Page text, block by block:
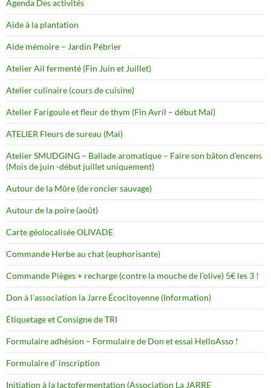
Agenda Des activités
Aide à la plantation
Aide mémoire – Jardin Pébrier
Atelier Ail fermenté (Fin Juin et Juillet)
Atelier culinaire (cours de cuisine)
Atelier Farigoule et fleur de thym (Fin Avril – début Mai)
ATELIER Fleurs de sureau (Mai)
Atelier SMUDGING – Ballade aromatique – Faire son bâton d’encens
(Mois de juin -début juillet uniquement)
Autour de la Mûre (de roncier sauvage)
Autour de la poire (août)
Carte géolocalisée OLIVADE
Commande Herbe au chat (euphorisante)
Commande Pièges + recharge (contre la mouche de l’olive) 5€ les 3 !
Don à l’association la Jarre Écocitoyenne (Information)
Étiquetage et Consigne de TRI
Formulaire adhésion – Formulaire de Don et essai HelloAsso !
Formulaire d’ inscription
Initiation à la lactofermentation (Association La JARRE